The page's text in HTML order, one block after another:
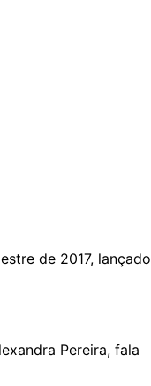
de 2017, lançado
Pereira, fala